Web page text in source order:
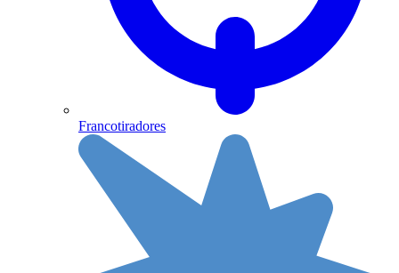
Francotiradores